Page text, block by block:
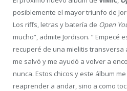
posiblemente el mayor triunfo de
Los riffs, letras y batería de Open
mucho”, admite Jordison. ” Empecé
recuperé de una mielitis transversa
me salvó y me ayudó a volver a
nunca. Estos chicos y este álbum
reaprender a andar, sino a como